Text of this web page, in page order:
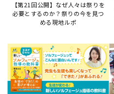
【第21回公開】なぜ人々は祭りを
必要とするのか？祭りの今を見つ
める現地ルポ